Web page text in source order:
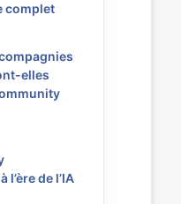
complet
elles
l’ère de l’IA